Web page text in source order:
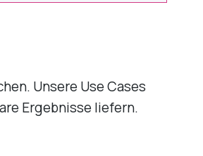
Unsere Use Cases
Ergebnisse liefern.